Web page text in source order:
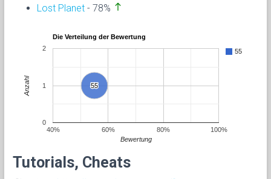
Lost Planet - 78% north
Die Verteilung der Bewertung
55
55
55
40% 60% 80% 100%
0
1
2
Bewertung
Anzahl
Tutorials, Cheats